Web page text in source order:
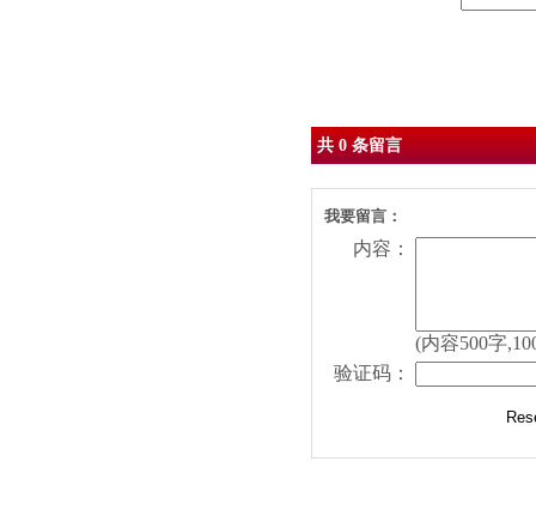
共 0 条留言
我要留言：
内容：
(内容500字
验证码：